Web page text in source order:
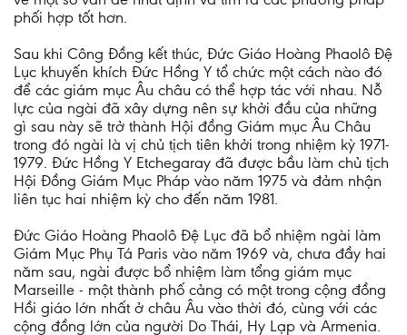
phối hợp tốt hơn.
Sau khi Công Đồng kết thúc, Đức Giáo Hoàng Phaolô Đệ
Lục khuyến khích Đức Hồng Y tổ chức một cách nào đó
để các giám mục Âu châu có thể hợp tác với nhau. Nỗ
lực của ngài đã xây dựng nên sự khởi đầu của những
gì sau này sẽ trở thành Hội đồng Giám mục Âu Châu
trong đó ngài là vị chủ tịch tiên khởi trong nhiệm kỳ 1971-
1979. Đức Hồng Y Etchegaray đã được bầu làm chủ tịch
Hội Đồng Giám Mục Pháp vào năm 1975 và đảm nhận
liên tục hai nhiệm kỳ cho đến năm 1981.
Đức Giáo Hoàng Phaolô Đệ Lục đã bổ nhiệm ngài làm
Giám Mục Phụ Tá Paris vào năm 1969 và, chưa đầy hai
năm sau, ngài được bổ nhiệm làm tổng giám mục
Marseille - một thành phố cảng có một trong cộng đồng
Hồi giáo lớn nhất ở châu Âu vào thời đó, cùng với các
cộng đồng lớn của người Do Thái, Hy Lạp và Armenia.